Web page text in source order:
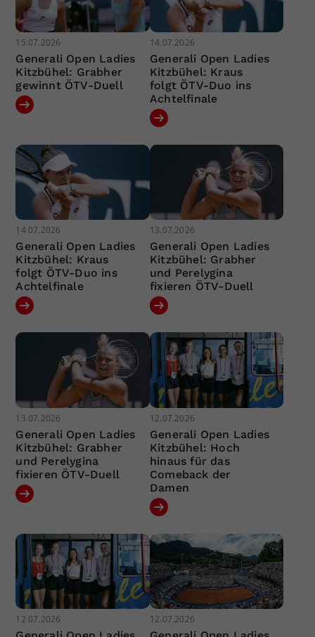
15.07.2026
Generali Open Ladies
Kitzbühel: Grabher
gewinnt ÖTV-Duell
14.07.2026
Generali Open Ladies
Kitzbühel: Kraus
folgt ÖTV-Duo ins
Achtelfinale
14.07.2026
Generali Open Ladies
Kitzbühel: Kraus
folgt ÖTV-Duo ins
Achtelfinale
13.07.2026
Generali Open Ladies
Kitzbühel: Grabher
und Perelygina
fixieren ÖTV-Duell
13.07.2026
Generali Open Ladies
Kitzbühel: Grabher
und Perelygina
fixieren ÖTV-Duell
12.07.2026
Generali Open Ladies
Kitzbühel: Hoch
hinaus für das
Comeback der
Damen
12.07.2026 12.07.2026